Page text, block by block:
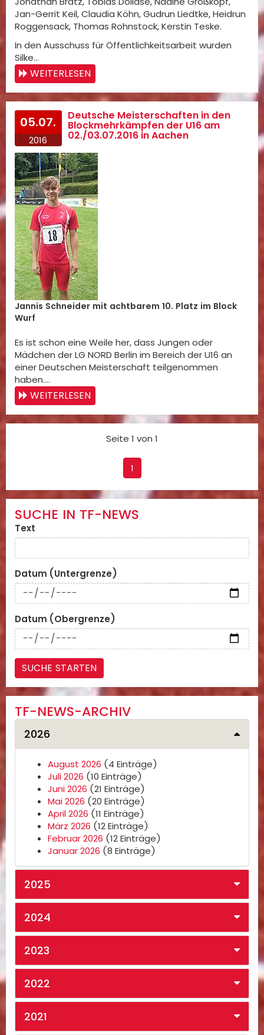
Jan-Gerrit Keil, Claudia Köhn, Gudrun Liedtke, Heidrun
Roggensack, Thomas Rohnstock, Kerstin Teske.
In den Ausschuss für Öffentlichkeitsarbeit wurden
Silke…
WEITERLESEN
05.07.
2016
Deutsche Meisterschaften in den
Blockmehrkämpfen der U16 am
02./03.07.2016 in Aachen
Jannis Schneider mit achtbarem 10. Platz im Block
Wurf
Es ist schon eine Weile her, dass Jungen oder
Mädchen der LG NORD Berlin im Bereich der U16 an
einer Deutschen Meisterschaft teilgenommen
haben.…
WEITERLESEN
Seite 1 von 1
1
SUCHE IN TF-NEWS
Text
Datum (Untergrenze)
Datum (Obergrenze)
TF-NEWS-ARCHIV
2026
August 2026 (4 Einträge)
Juli 2026 (10 Einträge)
Juni 2026 (21 Einträge)
Mai 2026 (20 Einträge)
April 2026 (11 Einträge)
März 2026 (12 Einträge)
Februar 2026 (12 Einträge)
Januar 2026 (8 Einträge)
2025
2024
2023
2022
2021